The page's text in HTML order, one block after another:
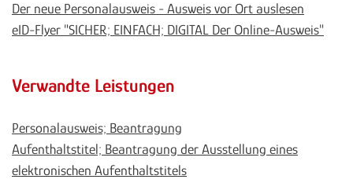
Der neue Personalausweis - Ausweis vor Ort auslesen
eID-Flyer "SICHER; EINFACH; DIGITAL Der Online-Ausweis"
Verwandte Leistungen
Personalausweis; Beantragung
Aufenthaltstitel; Beantragung der Ausstellung eines
elektronischen Aufenthaltstitels